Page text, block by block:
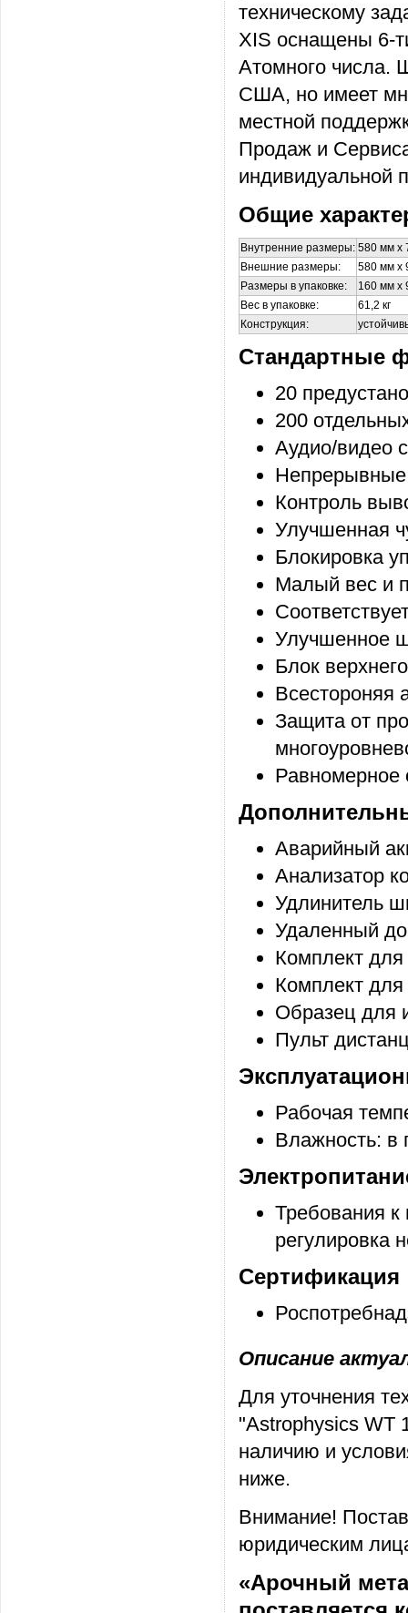
техническому
XIS оснащены 6-
Атомного числа.
США, но имеет
местной
Продаж и
индивидуальной
Общие
Внутренние размеры: 580 мм х
Внешние размеры:
580 мм х
Размеры в упаковке:
160 мм х
Вес в упаковке:
61,2 кг
Конструкция:
Стандартные
20
200
Аудио/видео
Непрерывные
Контроль
Улучшенная
Блокировка
Малый вес и
Улучшенное
Блок
Всестороняя
Защита от
Равномерное
Аварийный
Анализатор
Удлинитель
Удаленный
Комплект для
Комплект
Образец для
Пульт
Рабочая
Влажность: в
Требования
регулировка
Сертификация
Описание
Для уточнения
"Astrophysics WT
наличию и
ниже.
Внимание!
юридическим
«Арочный